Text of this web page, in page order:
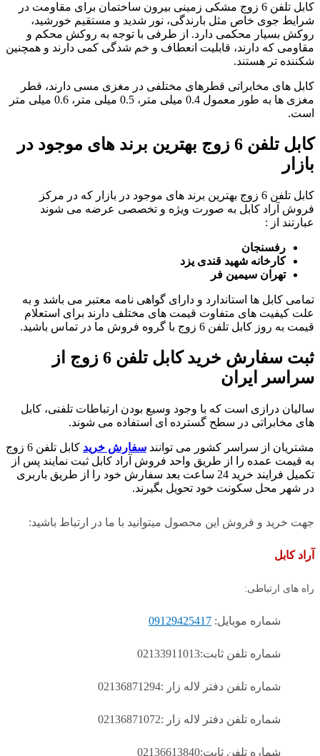
کابل تلفن 6 زوج مشکی زمینی بیرون ساختمان برای مقاومت در
شرایط جوی خاص مثل بارندگی، نور شدید و مستقیم خورشید،
روکش بسیار محکمی دارد. از طرفی با توجه به روکش محکم و
مقاومی که دارند، قابلیت انعطاف و خم شدگی کمی دارند و همچنین
شکننده تر هستند.
کابل های مخابراتی قطرهای مختلفی در مغزی مسی دارند، قطر
مغزی ها به طور معمول 0.4 میلی متر، 0.5 میلی متر، 0.6 میلی متر
است.
کابل تلفن 6 زوج بهترین برند های موجود در
بازار
کابل تلفن 6 زوج بهترین برند های موجود در بازار که در مرکز
فروش آراد کابل به صورت ویژه و تخصصی عرضه می شوند
عبارتند از :
رفسنجان
کارخانه شهید قندی یزد
تهران سیمین فر
تمامی کابل ها استاندارد و دارای گواهی نامه معتبر می باشد و به
علت کیفیت های متفاوت قیمت های مختلف دارند برای استعلام
قیمت به روز کابل تلفن 6 زوج با گروه فروش ما در تماس باشید.
ثبت سفارش خرید کابل تلفن 6 زوج
از
سراسر ایران
سالیان درازی است که با وجود وسیع بودن ارتباطات تلفنی، کابل
های مخابراتی در سطح گسترده ای استفاده می شوند.
مشتریان از سراسر کشور می توانند سفارش خرید
کابل تلفن 6 زوج
به قیمت عمده را از طریق واحد فروش آراد کابل ثبت نمایند پس از
تکمیل فرایند خرید 24 ساعت بعد سفارش خود را از طریق باربری
در شهر محل سکونت خود تحویل بگیرند.
جهت خرید و فروش این محصول میتوانید با ما در ارتباط باشید:
آراد کابل
راه های ارتباطی:
شماره موبایل: 09129425417
شماره تلفن ثابت:02133911013
شماره تلفن دفتر لاله زار :02136871294
شماره تلفن دفتر لاله زار :02136871072
شماره تلفن ثابت:02136613840